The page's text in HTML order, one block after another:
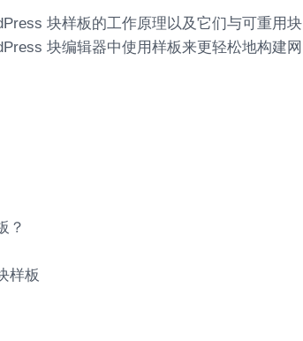
块样板的工作原理以及它们与可重用块
块编辑器中使用样板来更轻松地构建网
？
样板